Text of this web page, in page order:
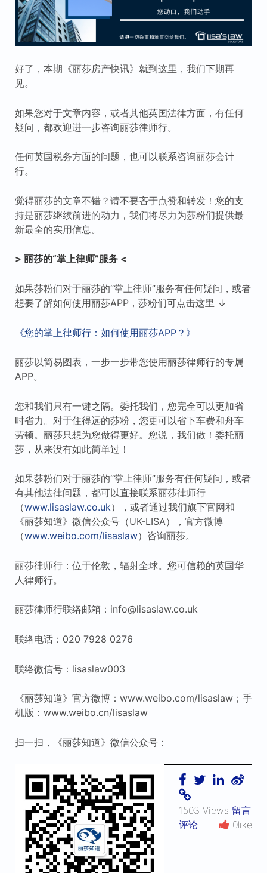
好了，本期《丽莎房产快讯》就到这里，我们下期再
见。
如果您对于文章内容，或者其他英国法律方面，有任何
疑问，都欢迎进一步咨询丽莎律师行。
任何英国税务方面的问题，也可以联系咨询丽莎会计
行。
觉得丽莎的文章不错？请不要吝于点赞和转发！您的支
持是丽莎继续前进的动力，我们将尽力为莎粉们提供最
新最全的实用信息。
> 丽莎的“掌上律师”服务 <
如果莎粉们对于丽莎的“掌上律师”服务有任何疑问，或者
想要了解如何使用丽莎APP，莎粉们可点击这里 ↓
《您的掌上律师行：如何使用丽莎APP？》
丽莎以简易图表，一步一步带您使用丽莎律师行的专属
APP。
您和我们只有一键之隔。委托我们，您完全可以更加省
时省力。对于住得远的莎粉，您更可以省下车费和舟车
劳顿。丽莎只想为您做得更好。您说，我们做！委托丽
莎，从来没有如此简单过！
如果莎粉们对于丽莎的“掌上律师”服务有任何疑问，或者
有其他法律问题，都可以直接联系丽莎律师行
（www.lisaslaw.co.uk），或者通过我们旗下官网和
《丽莎知道》微信公众号（UK-LISA），官方微博
（www.weibo.com/lisaslaw）咨询丽莎。
丽莎律师行：位于伦敦，辐射全球。您可信赖的英国华
人律师行。
丽莎律师行联络邮箱：info@lisaslaw.co.uk
联络电话：020 7928 0276
联络微信号：lisaslaw003
《丽莎知道》官方微博：www.weibo.com/lisaslaw；手
机版：www.weibo.cn/lisaslaw
扫一扫，《丽莎知道》微信公众号：
1503 Views 留言
评论
0like